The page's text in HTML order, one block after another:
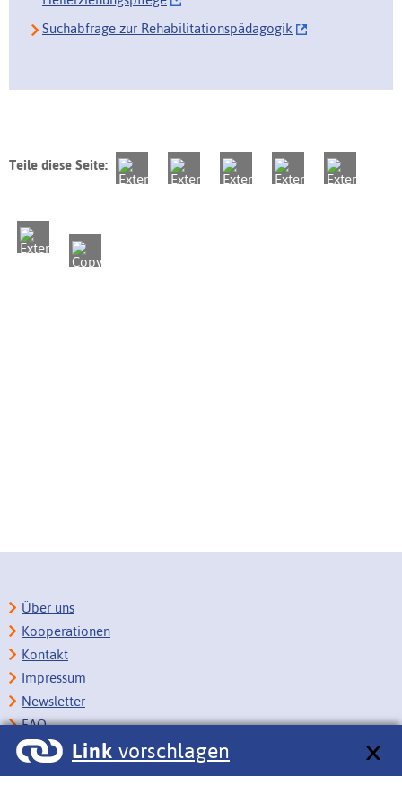
Suchabfrage zur Rehabilitationspädagogik
Teile diese Seite:
Link vorschlagen
Über uns
Kooperationen
Kontakt
Impressum
Newsletter
FAQ
Copyright